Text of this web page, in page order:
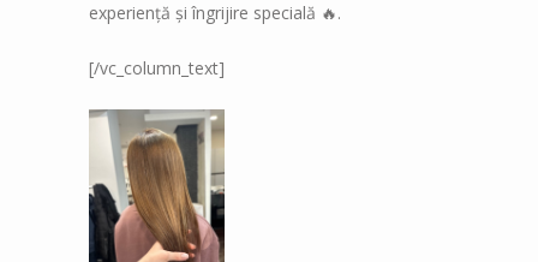
experiență și îngrijire specială 🔥.
[/vc_column_text]